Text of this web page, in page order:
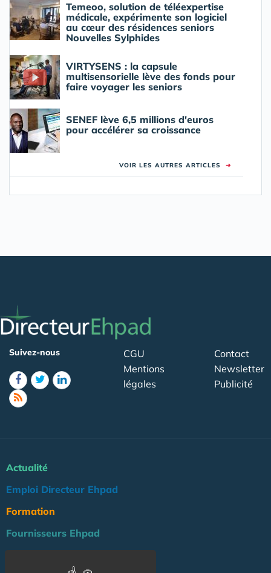
Temeoo, solution de téléexpertise
médicale, expérimente son logiciel
au cœur des résidences seniors
Nouvelles Sylphides
VIRTYSENS : la capsule
multisensorielle lève des fonds pour
faire voyager les seniors
SENEF lève 6,5 millions d'euros
pour accélérer sa croissance
VOIR LES AUTRES ARTICLES ➜
Suivez-nous
CGU
Mentions
légales
Contact
Newsletter
Publicité
Actualité
Emploi Directeur Ehpad
Formation
Fournisseurs Ehpad